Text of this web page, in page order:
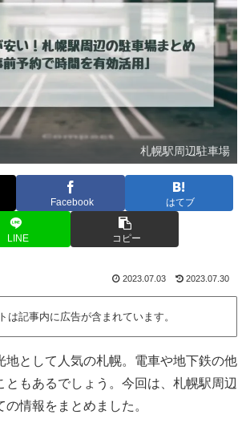
札幌駅周辺駐車場
Facebook はてブ
LINE コピー
2023.07.03 2023.07.30
は記事内に広告が含まれています。
地として人気の札幌。電車や地下鉄の他
ともあるでしょう。今回は、札幌駅周辺
情報をまとめました。